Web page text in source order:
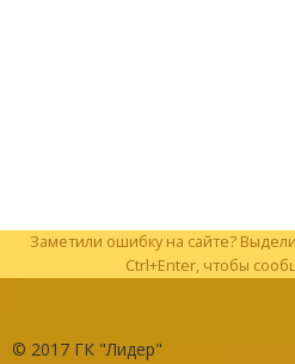
Заметили ошибку на сайте?
Ctrl+Enter, чтобы
© 2017 ГК "Лидер"